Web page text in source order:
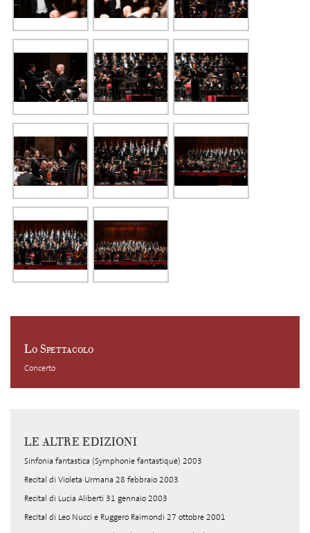
Lo Spettacolo
Concerto
LE ALTRE EDIZIONI
Sinfonia fantastica (Symphonie fantastique) 2003
Recital di Violeta Urmana 28 febbraio 2003
Recital di Lucia Aliberti 31 gennaio 2003
Recital di Leo Nucci e Ruggero Raimondi 27 ottobre 2001